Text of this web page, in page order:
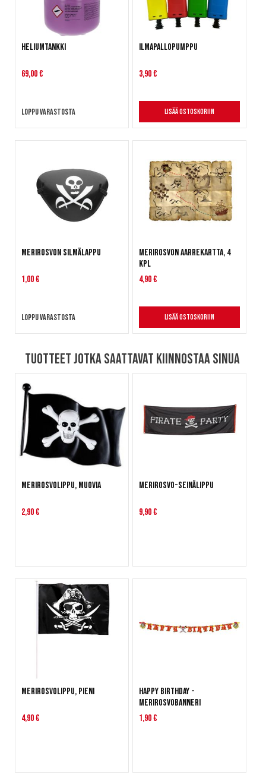
Heliumtankki
69,00 €
Loppu varastosta
Ilmapallopumppu
3,90 €
Lisää ostoskoriin
Merirosvon silmälappu
1,00 €
Loppu varastosta
Merirosvon aarrekartta, 4
kpl
4,90 €
Lisää ostoskoriin
Tuotteet jotka saattavat kiinnostaa sinua
Merirosvolippu, muovia
2,90 €
Merirosvo-seinälippu
9,90 €
Merirosvolippu, pieni
4,90 €
Happy Birthday -
merirosvobanneri
1,90 €